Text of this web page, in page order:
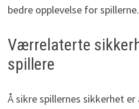
bedre opplevelse for spillerne.
Værrelaterte
spillere
Å sikre spillernes sikkerhet